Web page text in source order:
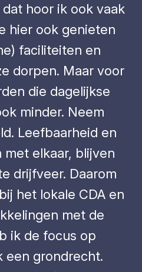
hoor ik ook vaak
hier ook genieten
faciliteiten en
dorpen. Maar voor
die dagelijkse
minder. Neem
Leefbaarheid en
met elkaar, blijven
drijfveer. Daarom
het lokale CDA en
met de
ik de focus op
een grondrecht.